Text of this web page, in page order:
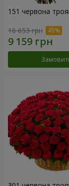
151 червона
16 653 грн